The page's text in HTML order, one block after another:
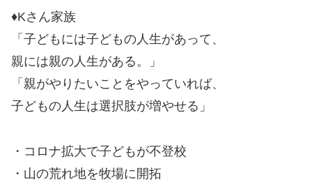
♦Kさん家族
「子どもには子どもの人生があって、
親には親の人生がある。」
「親がやりたいことをやっていれば、
子どもの人生は選択肢が増やせる」
・コロナ拡大で子どもが不登校
・山の荒れ地を牧場に開拓